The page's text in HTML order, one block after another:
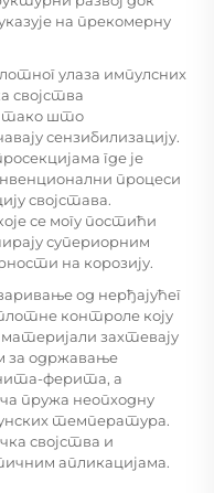
на прекомерну
улаза импулсних
својства
тако што
сензибилизацију.
где је
процеси
својстава.
се могу постићи
супериорним
на корозију.
од нерђајућег
контроле коју
захтевају
за одржавање
ферита, а
пружа неопходну
температура.
својства и
апликацијама.